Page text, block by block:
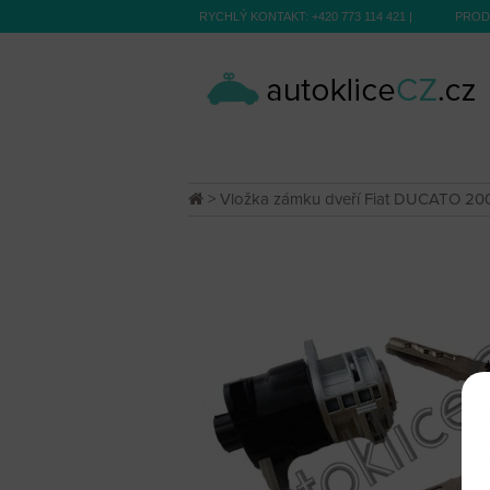
RYCHLÝ KONTAKT: +420 773 114 421 |
> Vložka zámku dveří Fiat DUCATO